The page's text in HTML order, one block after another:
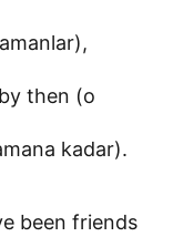
then (o
kadar).
been friends